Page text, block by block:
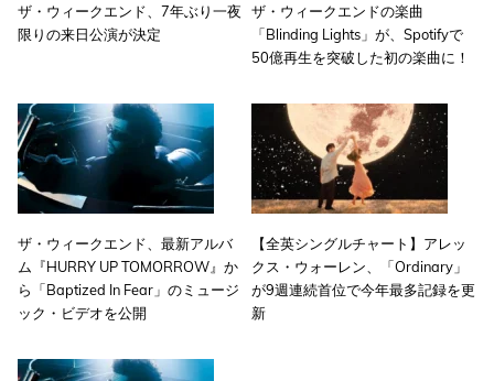
ザ・ウィークエンド、7年ぶり一夜
限りの来日公演が決定
ザ・ウィークエンドの楽曲
「Blinding Lights」が、Spotifyで
50億再生を突破した初の楽曲に！
ザ・ウィークエンド、最新アルバ
ム『HURRY UP TOMORROW』か
ら「Baptized In Fear」のミュージ
ック・ビデオを公開
【全英シングルチャート】アレッ
クス・ウォーレン、「Ordinary」
が9週連続首位で今年最多記録を更
新